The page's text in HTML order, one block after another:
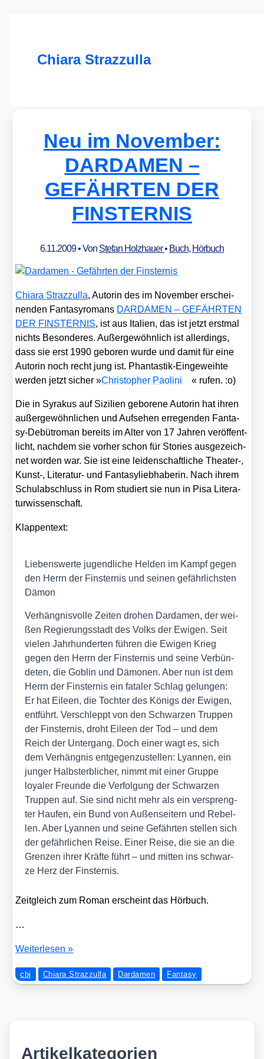
Chiara Strazzulla
Neu im November:
DARDAMEN –
GEFÄHRTEN DER
FINSTERNIS
6.11.2009• Von Stefan Holzhauer• Buch, Hörbuch
Chia­ra Straz­zul­la, Autorin des im Novem­ber erschei­
nen­den Fan­ta­sy­ro­mans DARDAMEN – GEFÄHRTEN
DER FINSTERNIS, ist aus Ita­li­en, das ist jetzt erst­mal
nichts Beson­de­res. Außer­ge­wöhn­lich ist aller­dings,
dass sie erst 1990 gebo­ren wur­de und damit für eine
Autorin noch recht jung ist. Phan­tas­tik-Ein­ge­weih­te
wer­den jetzt sicher »Chris­to­pher Pao­li­ni « rufen. :o)
Die in Syra­kus auf Sizi­li­en gebo­re­ne Autorin hat ihren
außer­ge­wöhn­li­chen und Auf­se­hen erre­gen­den Fan­ta­
sy-Debüt­ro­man bereits im Alter von 17 Jah­ren ver­öf­fent­
licht, nach­dem sie vor­her schon für Sto­ries aus­ge­zeich­
net wor­den war. Sie ist eine lei­den­schaft­li­che Theater‑,
Kunst‑, Lite­ra­tur- und Fan­ta­sy­l­ieb­ha­be­rin. Nach ihrem
Schul­ab­schluss in Rom stu­diert sie nun in Pisa Lite­ra­
tur­wis­sen­schaft.
Klap­pen­text:
Lie­bens­wer­te jugend­li­che Hel­den im Kampf gegen
den Herrn der Fins­ter­nis und sei­nen gefähr­lichs­ten
Dämon
Ver­häng­nis­vol­le Zei­ten dro­hen Dar­da­men, der wei­
ßen Regie­rungs­stadt des Volks der Ewi­gen. Seit
vie­len Jahr­hun­der­ten füh­ren die Ewi­gen Krieg
gegen den Herrn der Fins­ter­nis und sei­ne Ver­bün­
de­ten, die Goblin und Dämo­nen. Aber nun ist dem
Herrn der Fins­ter­nis ein fata­ler Schlag gelun­gen:
Er hat Eileen, die Toch­ter des Königs der Ewi­gen,
ent­führt. Ver­schleppt von den Schwar­zen Trup­pen
der Fins­ter­nis, droht Eileen der Tod – und dem
Reich der Unter­gang. Doch einer wagt es, sich
dem Ver­häng­nis ent­ge­gen­zu­stel­len: Lyan­nen, ein
jun­ger Halb­st­erb­li­cher, nimmt mit einer Grup­pe
loya­ler Freun­de die Ver­fol­gung der Schwar­zen
Trup­pen auf. Sie sind nicht mehr als ein ver­spreng­
ter Hau­fen, ein Bund von Außen­sei­tern und Rebel­
len. Aber Lyan­nen und sei­ne Gefähr­ten stel­len sich
der gefähr­li­chen Rei­se. Einer Rei­se, die sie an die
Gren­zen ihrer Kräf­te führt – und mit­ten ins schwar­
ze Herz der Fins­ter­nis.
Zeit­gleich zum Roman erscheint das Hör­buch.
…
Neu
Novem­
DER
Wei­ter­le­sen »
cbj Chiara Strazzulla Dardamen Fantasy
Artikelkategorien